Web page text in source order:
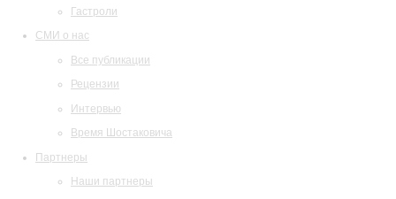
Гастроли
СМИ о нас
Все публикации
Рецензии
Интервью
Время Шостаковича
Партнеры
Наши партнеры